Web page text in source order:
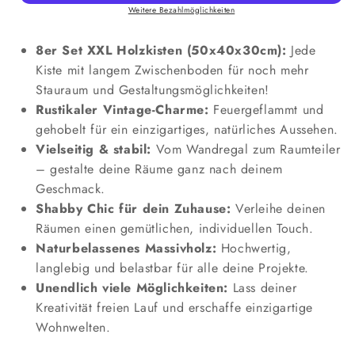
40
30cm
mit
Ablage
Lang
8
x
verringern
40
30cm
mit
Ablage
Lang
8
x
erhöhen
Weitere Bezahlmöglichkeiten
8er Set XXL Holzkisten (50x40x30cm): Jede
Kiste mit langem Zwischenboden für noch mehr
Stauraum und Gestaltungsmöglichkeiten!
Rustikaler Vintage-Charme: Feuergeflammt und
gehobelt für ein einzigartiges, natürliches Aussehen.
Vielseitig & stabil: Vom Wandregal zum Raumteiler
– gestalte deine Räume ganz nach deinem
Geschmack.
Shabby Chic für dein Zuhause: Verleihe deinen
Räumen einen gemütlichen, individuellen Touch.
Naturbelassenes Massivholz: Hochwertig,
langlebig und belastbar für alle deine Projekte.
Unendlich viele Möglichkeiten: Lass deiner
Kreativität freien Lauf und erschaffe einzigartige
Wohnwelten.